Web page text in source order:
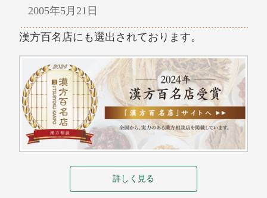
2005年5月21日
漢方百名店にも選出されております。
詳しく見る